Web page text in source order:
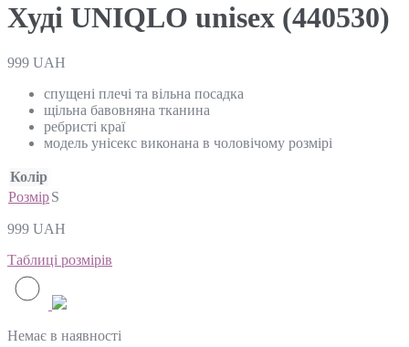
Худі UNIQLO unisex (440530)
999 UAH
спущені плечі та вільна посадка
щільна бавовняна тканина
ребристі краї
модель унісекс виконана в чоловічому розмірі
Колір
РозмірS
999 UAH
Таблиці розмірів
Немає в наявності